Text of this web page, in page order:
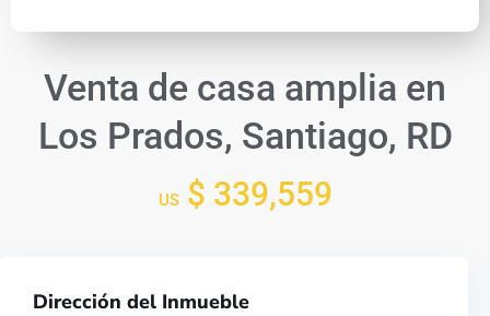
Venta de casa amplia en
Los Prados, Santiago, RD
US$ 339,559
Dirección del Inmueble